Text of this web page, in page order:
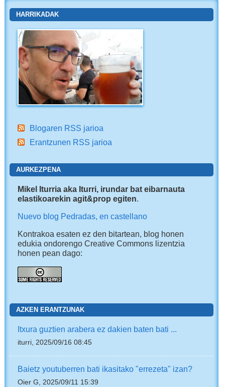
HARRIKADAK
Blogaren RSS jarioa
Erantzunen RSS jarioa
AURKEZPENA
Mikel Iturria aka Iturri, irundar bat eibarnauta
elastikoarekin agit&prop egiten.
Nuevo blog Pedradas, en castellano
Kontrakoa esaten ez den bitartean, blog honen
edukia ondorengo Creative Commons lizentzia
honen pean dago:
AZKEN ERANTZUNAK
Itxura guztien arabera ez dakien baten bati ...
iturri, 2025/09/16 08:45
Baietz youtuberren bati ikasitako "errezeta" izan?
Oier G, 2025/09/11 15:39